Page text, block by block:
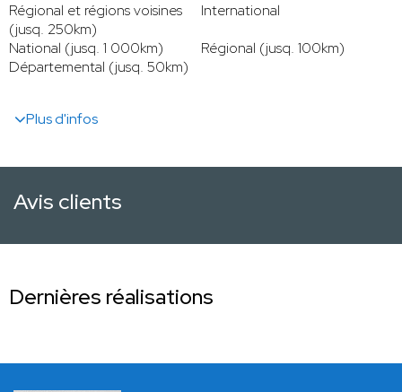
Régional et régions voisines
(jusq. 250km)
International
National (jusq. 1 000km)
Régional (jusq. 100km)
Départemental (jusq. 50km)
Plus d'infos
Avis clients
Dernières réalisations